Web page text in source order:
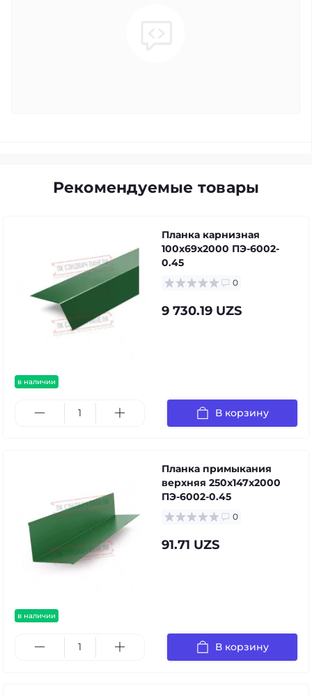
Рекомендуемые товары
в наличии
Планка карнизная
100х69х2000 ПЭ-6002-
0.45
0
9 730.19 UZS
В корзину
в наличии
Планка примыкания
верхняя 250х147х2000
ПЭ-6002-0.45
0
91.71 UZS
В корзину